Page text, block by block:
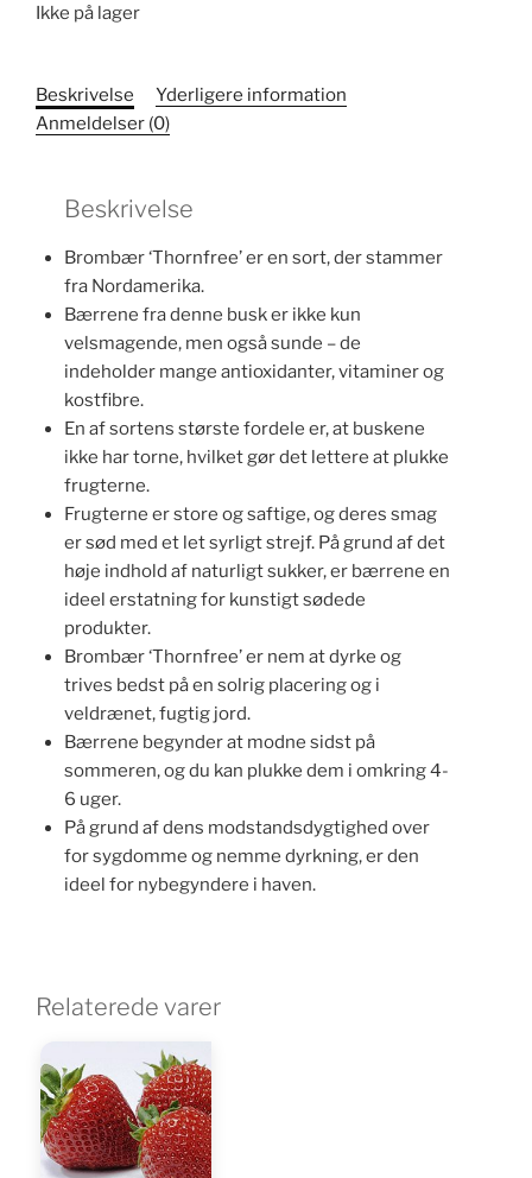
Ikke på lager
Beskrivelse
Yderligere information
Anmeldelser (0)
Beskrivelse
Brombær ‘Thornfree’ er en sort, der stammer
fra Nordamerika.
Bærrene fra denne busk er ikke kun
velsmagende, men også sunde – de
indeholder mange antioxidanter, vitaminer og
kostfibre.
En af sortens største fordele er, at buskene
ikke har torne, hvilket gør det lettere at plukke
frugterne.
Frugterne er store og saftige, og deres smag
er sød med et let syrligt strejf. På grund af det
høje indhold af naturligt sukker, er bærrene en
ideel erstatning for kunstigt sødede
produkter.
Brombær ‘Thornfree’ er nem at dyrke og
trives bedst på en solrig placering og i
veldrænet, fugtig jord.
Bærrene begynder at modne sidst på
sommeren, og du kan plukke dem i omkring 4-
6 uger.
På grund af dens modstandsdygtighed over
for sygdomme og nemme dyrkning, er den
ideel for nybegyndere i haven.
Relaterede varer